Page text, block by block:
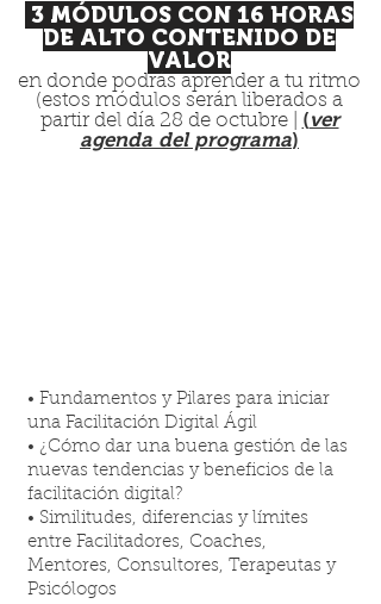
3 MÓDULOS CON 16 HORAS
DE ALTO CONTENIDO DE
VALOR
en donde podrás aprender a tu ritmo
(estos módulos serán liberados a
partir del día 28 de octubre | (ver
agenda del programa)
• Fundamentos y Pilares para iniciar
una Facilitación Digital Ágil
• ¿Cómo dar una buena gestión de las
nuevas tendencias y beneficios de la
facilitación digital?
• Similitudes, diferencias y límites
entre Facilitadores, Coaches,
Mentores, Consultores, Terapeutas y
Psicólogos